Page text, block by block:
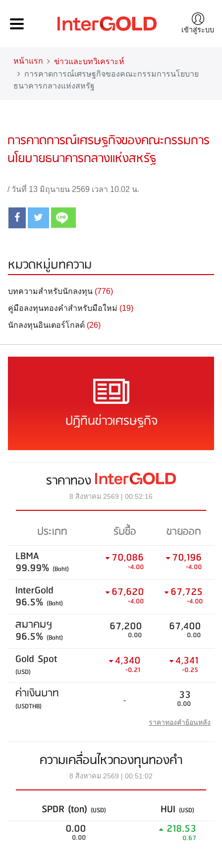
เข้าสู่ระบบ
หน้าแรก
ข่าวและบทวิเคราะห์
การคาดการณ์เศรษฐกิจของคณะกรรมการนโยบาย
ธนาคารกลางแห่งสหรัฐ
การคาดการณ์เศรษฐกิจของคณะกรรมการ
นโยบายธนาคารกลางแห่งสหรัฐ
/ วันที่ 13 มิถุนายน 2569 เวลา 10.02 น.
หมวดหมู่บทความ
บทความสำหรับนักลงทุน (776)
คู่มือลงทุนทองคำสำหรับมือใหม่ (19)
นักลงทุนอินเตอร์โกลด์ (26)
ปฏิทินข่าวเศรษฐกิจ
ราคาทอง
8 สิงหาคม 2569 | 00:52:16
ประเภท รับซื้อ
ขายออก
LBMA
99.99% (Baht)
70,086
-4.00
70,196
-4.00
InterGold
96.5% (Baht)
67,620
-4.00
67,725
-4.00
สมาคมฯ
96.5% (Baht)
67,200
0.00
67,400
0.00
Gold Spot
(USD)
4,340
-0.21
4,341
-0.25
ค่าเงินบาท
(USDTHB) - 33
0.00
ราคาทองคำย้อนหลัง
ความเคลื่อนไหวกองทุนทองคำ
8 สิงหาคม 2569 | 00:51:02
SPDR (ton) (USD) HUI (USD)
0.00
0.00
218.53
0.67